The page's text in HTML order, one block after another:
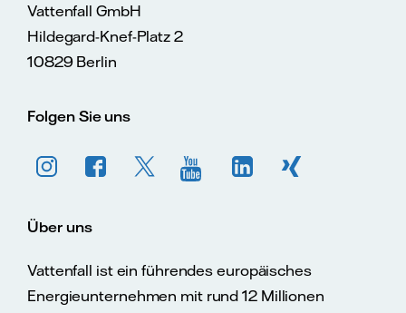
Vattenfall GmbH
Hildegard-Knef-Platz 2
10829 Berlin
Folgen Sie uns
Über uns
Vattenfall ist ein führendes europäisches
Energieunternehmen mit rund 12 Millionen